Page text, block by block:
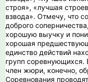
строя», «лучшая
взвода». Отмечу, что
доброго
хорошую выучку и
хорошая
единство действий
групп соревнующихся.
член жюри, конечно,
Соревнования